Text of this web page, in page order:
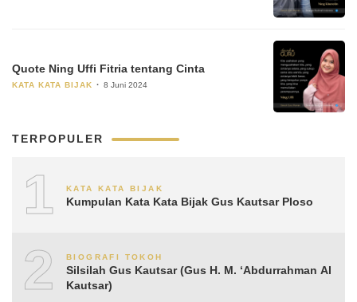
Quote Ning Uffi Fitria tentang Cinta
KATA KATA BIJAK 8 Juni 2024
TERPOPULER
1 KATA KATA BIJAK
Kumpulan Kata Kata Bijak Gus Kautsar Ploso
2 BIOGRAFI TOKOH
Silsilah Gus Kautsar (Gus H. M. ‘Abdurrahman Al
Kautsar)